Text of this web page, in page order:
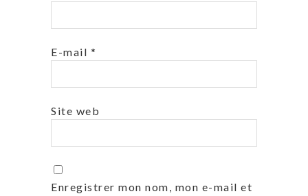
E-mail *
Site web
Enregistrer mon nom, mon e-mail et